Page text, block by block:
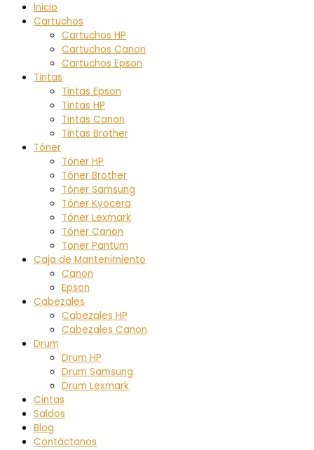
Inicio
Cartuchos
Cartuchos HP
Cartuchos Canon
Cartuchos Epson
Tintas
Tintas Epson
Tintas HP
Tintas Canon
Tintas Brother
Tóner
Tóner HP
Tóner Brother
Tóner Samsung
Tóner Kyocera
Tóner Lexmark
Tóner Canon
Toner Pantum
Caja de Mantenimiento
Canon
Epson
Cabezales
Cabezales HP
Cabezales Canon
Drum
Drum HP
Drum Samsung
Drum Lexmark
Cintas
Saldos
Blog
Contáctanos